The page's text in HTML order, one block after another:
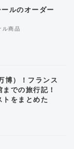
ル商品
ルのオーダー
博）！フランス
での旅行記！
トをまとめた